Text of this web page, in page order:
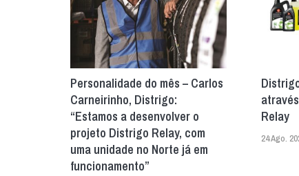
Personalidade do mês – Carlos
Carneirinho, Distrigo:
“Estamos a desenvolver o
projeto Distrigo Relay, com
uma unidade no Norte já em
funcionamento”
Relay
24 Ago.